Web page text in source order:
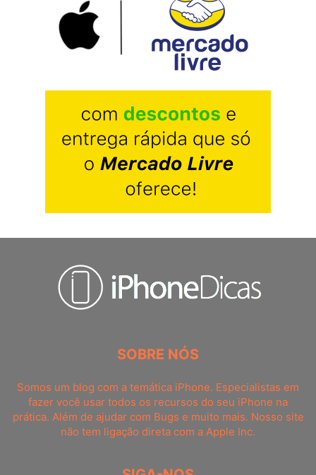
SOBRE NÓS
Somos um blog com a temática iPhone. Especialistas em
fazer você usar todos os recursos do seu iPhone na
prática. Além de ajudar com Bugs e muito mais. Nosso site
não tem ligação direta com a Apple Inc.